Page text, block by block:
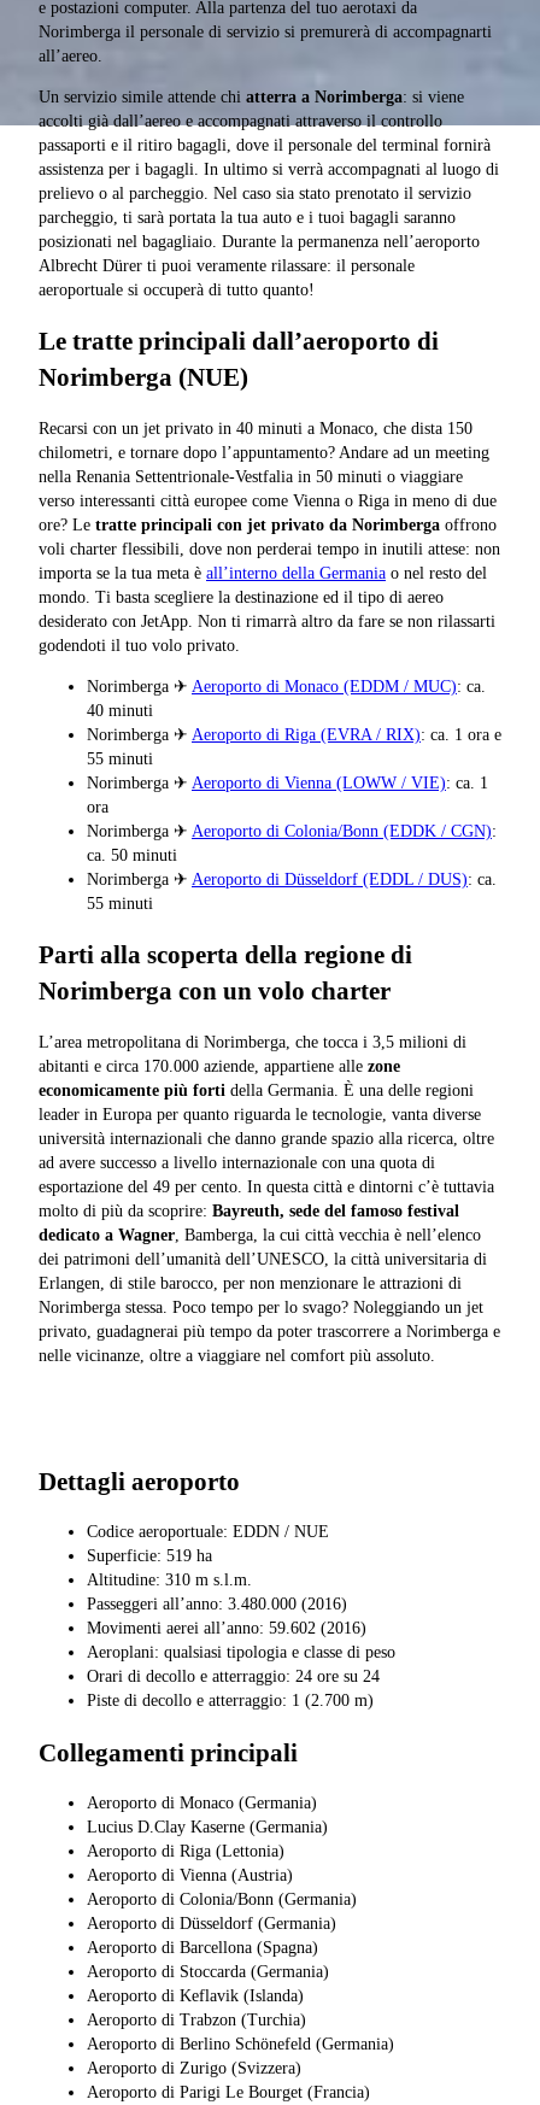
e postazioni computer. Alla partenza del tuo aerotaxi da
Norimberga il personale di servizio si premurerà di accompagnarti
all’aereo.
Un servizio simile attende chi atterra a Norimberga: si viene
accolti già dall’aereo e accompagnati attraverso il controllo
passaporti e il ritiro bagagli, dove il personale del terminal fornirà
assistenza per i bagagli. In ultimo si verrà accompagnati al luogo di
prelievo o al parcheggio. Nel caso sia stato prenotato il servizio
parcheggio, ti sarà portata la tua auto e i tuoi bagagli saranno
posizionati nel bagagliaio. Durante la permanenza nell’aeroporto
Albrecht Dürer ti puoi veramente rilassare: il personale
aeroportuale si occuperà di tutto quanto!
Le tratte principali dall’aeroporto di
Norimberga (NUE)
Recarsi con un jet privato in 40 minuti a Monaco, che dista 150
chilometri, e tornare dopo l’appuntamento? Andare ad un meeting
nella Renania Settentrionale-Vestfalia in 50 minuti o viaggiare
verso interessanti città europee come Vienna o Riga in meno di due
ore? Le tratte principali con jet privato da Norimberga offrono
voli charter flessibili, dove non perderai tempo in inutili attese: non
importa se la tua meta è all’interno della Germania o nel resto del
mondo. Ti basta scegliere la destinazione ed il tipo di aereo
desiderato con JetApp. Non ti rimarrà altro da fare se non rilassarti
godendoti il tuo volo privato.
Norimberga ✈ Aeroporto di Monaco (EDDM / MUC): ca.
40 minuti
Norimberga ✈ Aeroporto di Riga (EVRA / RIX): ca. 1 ora e
55 minuti
Norimberga ✈ Aeroporto di Vienna (LOWW / VIE): ca. 1
ora
Norimberga ✈ Aeroporto di Colonia/Bonn (EDDK / CGN):
ca. 50 minuti
Norimberga ✈ Aeroporto di Düsseldorf (EDDL / DUS): ca.
55 minuti
Parti alla scoperta della regione di
Norimberga con un volo charter
L’area metropolitana di Norimberga, che tocca i 3,5 milioni di
abitanti e circa 170.000 aziende, appartiene alle zone
economicamente più forti della Germania. È una delle regioni
leader in Europa per quanto riguarda le tecnologie, vanta diverse
università internazionali che danno grande spazio alla ricerca, oltre
ad avere successo a livello internazionale con una quota di
esportazione del 49 per cento. In questa città e dintorni c’è tuttavia
molto di più da scoprire: Bayreuth, sede del famoso festival
dedicato a Wagner , Bamberga, la cui città vecchia è nell’elenco
dei patrimoni dell’umanità dell’UNESCO, la città universitaria di
Erlangen, di stile barocco, per non menzionare le attrazioni di
Norimberga stessa. Poco tempo per lo svago? Noleggiando un jet
privato, guadagnerai più tempo da poter trascorrere a Norimberga e
nelle vicinanze, oltre a viaggiare nel comfort più assoluto.
Dettagli aeroporto
Codice aeroportuale: EDDN / NUE
Superficie: 519 ha
Altitudine: 310 m s.l.m.
Passeggeri all’anno: 3.480.000 (2016)
Movimenti aerei all’anno: 59.602 (2016)
Aeroplani: qualsiasi tipologia e classe di peso
Orari di decollo e atterraggio: 24 ore su 24
Piste di decollo e atterraggio: 1 (2.700 m)
Collegamenti principali
Aeroporto di Monaco (Germania)
Lucius D.Clay Kaserne (Germania)
Aeroporto di Riga (Lettonia)
Aeroporto di Vienna (Austria)
Aeroporto di Colonia/Bonn (Germania)
Aeroporto di Düsseldorf (Germania)
Aeroporto di Barcellona (Spagna)
Aeroporto di Stoccarda (Germania)
Aeroporto di Keflavik (Islanda)
Aeroporto di Trabzon (Turchia)
Aeroporto di Berlino Schönefeld (Germania)
Aeroporto di Zurigo (Svizzera)
Aeroporto di Parigi Le Bourget (Francia)